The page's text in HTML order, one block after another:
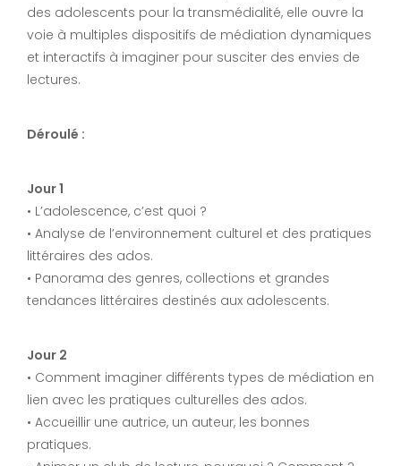
des adolescents pour la transmédialité, elle ouvre la
voie à multiples dispositifs de médiation dynamiques
et interactifs à imaginer pour susciter des envies de
lectures.
Déroulé :
Jour 1
• L’adolescence, c’est quoi ?
• Analyse de l’environnement culturel et des pratiques
littéraires des ados.
• Panorama des genres, collections et grandes
tendances littéraires destinés aux adolescents.
Jour 2
• Comment imaginer différents types de médiation en
lien avec les pratiques culturelles des ados.
• Accueillir une autrice, un auteur, les bonnes
pratiques.